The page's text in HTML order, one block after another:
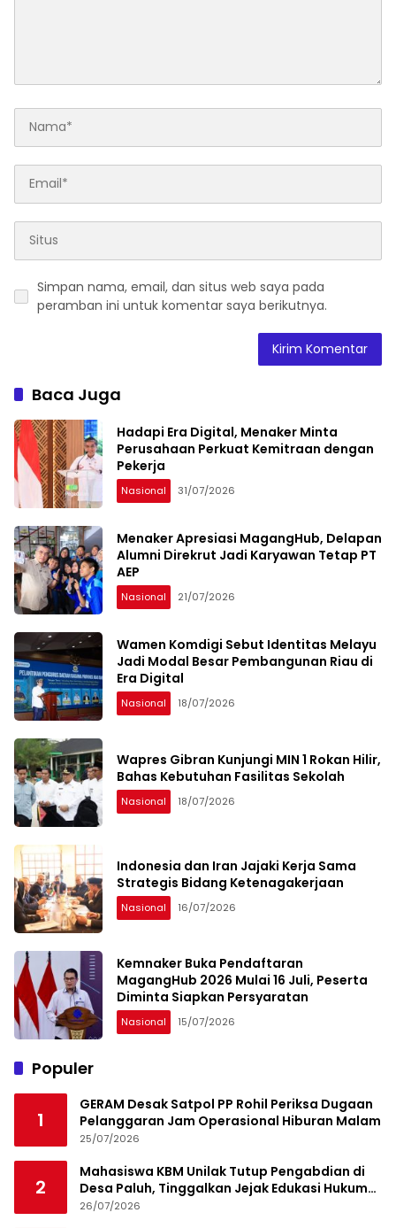
Simpan nama, email, dan situs web saya pada
peramban ini untuk komentar saya berikutnya.
Baca Juga
Hadapi Era Digital, Menaker Minta
Perusahaan Perkuat Kemitraan dengan
Pekerja
Nasional 31/07/2026
Menaker Apresiasi MagangHub, Delapan
Alumni Direkrut Jadi Karyawan Tetap PT
AEP
Nasional 21/07/2026
Wamen Komdigi Sebut Identitas Melayu
Jadi Modal Besar Pembangunan Riau di
Era Digital
Nasional 18/07/2026
Wapres Gibran Kunjungi MIN 1 Rokan Hilir,
Bahas Kebutuhan Fasilitas Sekolah
Nasional 18/07/2026
Indonesia dan Iran Jajaki Kerja Sama
Strategis Bidang Ketenagakerjaan
Nasional 16/07/2026
Kemnaker Buka Pendaftaran
MagangHub 2026 Mulai 16 Juli, Peserta
Diminta Siapkan Persyaratan
Nasional 15/07/2026
Populer
1
GERAM Desak Satpol PP Rohil Periksa Dugaan
Pelanggaran Jam Operasional Hiburan Malam
25/07/2026
2
Mahasiswa KBM Unilak Tutup Pengabdian di
Desa Paluh, Tinggalkan Jejak Edukasi Hukum
dan Aksi Sosial
26/07/2026